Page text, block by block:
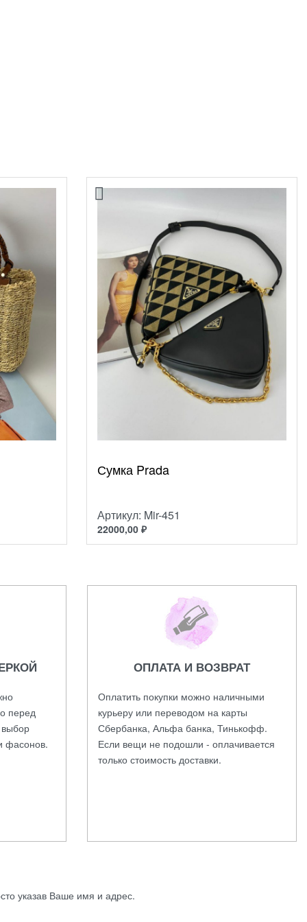
Сумка Prada
Артикул: Mir-451
22000,00 ₽
перед
выбор
фасонов.
ОПЛАТА И ВОЗВРАТ
Оплатить покупки можно наличными
курьеру или переводом на карты
Сбербанка, Альфа банка, Тинькофф.
Если вещи не подошли - оплачивается
только стоимость доставки.
указав Ваше имя и адрес.